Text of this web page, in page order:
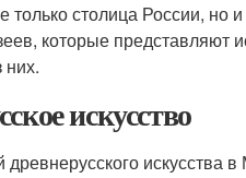
только столица России, но
которые представляют
них.
искусство
искусства